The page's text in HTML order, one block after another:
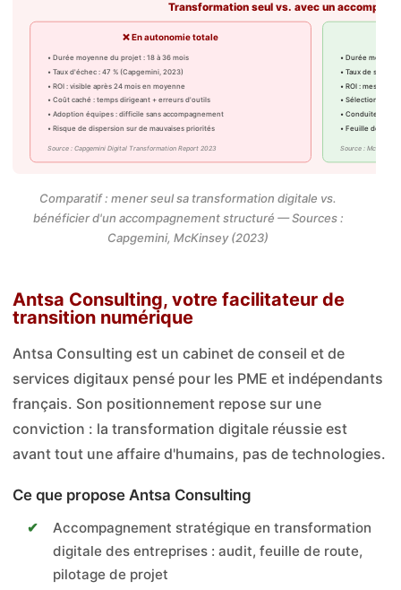
Transformation seul vs. avec un
❌ En autonomie totale
• Durée moyenne du projet : 18 à 36 mois
• Taux d'échec : 47 % (Capgemini, 2023)
• ROI : visible après 24 mois en moyenne
• Coût caché : temps dirigeant + erreurs d'outils
• Adoption équipes : difficile sans accompagnement
• Risque de dispersion sur de mauvaises priorités
Source : Capgemini Digital Transformation Report 2023
• Durée
• Taux de
• ROI :
• Sélection
• Conduite du
• Feuille de
Source : McKinsey
Comparatif : mener seul sa transformation digitale vs.
bénéficier d'un accompagnement structuré — Sources :
Capgemini, McKinsey (2023)
Antsa Consulting, votre facilitateur de
transition numérique
Antsa Consulting est un cabinet de conseil et de
services digitaux pensé pour les PME et indépendants
français. Son positionnement repose sur une
conviction : la transformation digitale réussie est
avant tout une affaire d'humains, pas de technologies.
Ce que propose Antsa Consulting
Accompagnement stratégique en transformation
digitale des entreprises : audit, feuille de route,
pilotage de projet